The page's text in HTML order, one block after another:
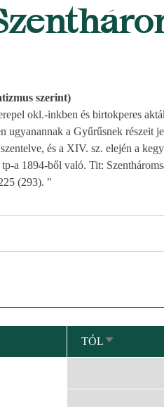
szerint)
okl.-inkben és birtokperes
ugyanannak a Gyűrűsnek részeit
és a XIV. sz. elején a
a 1894-ből való. Tit:
(293). "
TÓLNÖVEKVŐ
RENDEZÉS